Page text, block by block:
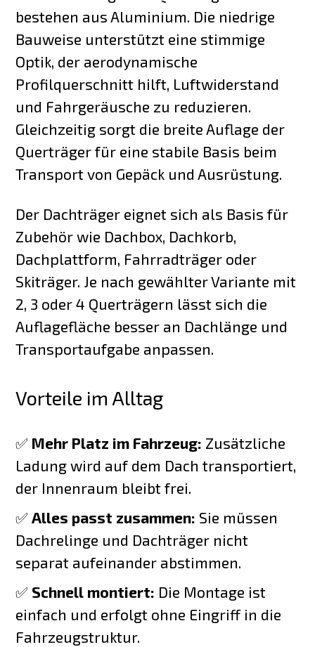
bestehen aus Aluminium. Die niedrige
Bauweise unterstützt eine stimmige
Optik, der aerodynamische
Profilquerschnitt hilft, Luftwiderstand
und Fahrgeräusche zu reduzieren.
Gleichzeitig sorgt die breite Auflage der
Querträger für eine stabile Basis beim
Transport von Gepäck und Ausrüstung.
Der Dachträger eignet sich als Basis für
Zubehör wie Dachbox, Dachkorb,
Dachplattform, Fahrradträger oder
Skiträger. Je nach gewählter Variante mit
2, 3 oder 4 Querträgern lässt sich die
Auflagefläche besser an Dachlänge und
Transportaufgabe anpassen.
Vorteile im Alltag
✅ Mehr Platz im Fahrzeug: Zusätzliche
Ladung wird auf dem Dach transportiert,
der Innenraum bleibt frei.
✅Alles passt zusammen: Sie müssen
Dachrelinge und Dachträger nicht
separat aufeinander abstimmen.
✅ Schnell montiert: Die Montage ist
einfach und erfolgt ohne Eingriff in die
Fahrzeugstruktur.